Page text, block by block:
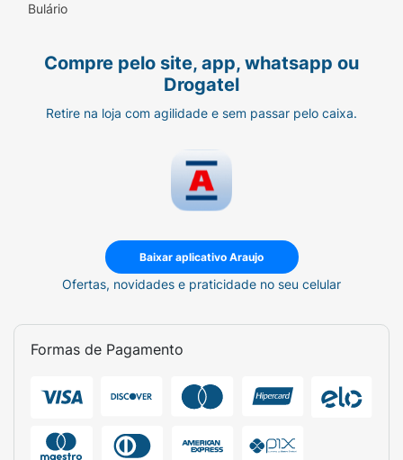
Bulário
Compre pelo site, app, whatsapp ou
Drogatel
Retire na loja com agilidade e sem passar pelo caixa.
Baixar aplicativo Araujo
Ofertas, novidades e praticidade no seu celular
Formas de Pagamento